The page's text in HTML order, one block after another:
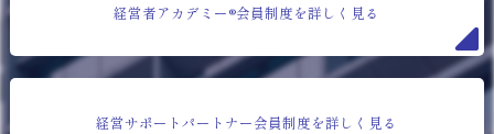
経営者アカデミー®会員制度を詳しく見る
経営サポートパートナー会員制度を詳しく見る